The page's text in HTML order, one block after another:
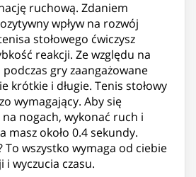
ruchową. Zdaniem
wpływ na rozwój
stołowego ćwiczysz
reakcji. Ze względu na
gry zaangażowane
krótkie i długie. Tenis stołowy
wymagający. Aby się
na nogach, wykonać ruch i
masz około 0.4 sekundy.
To wszystko wymaga od ciebie
wyczucia czasu.